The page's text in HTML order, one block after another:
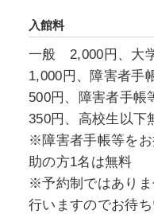
なお本展は兵庫県
のクレー展となり
入館料
一般 2,000円、大
1,000円、障害者手
500円、障害者手帳
350円、高校生以下
※障害者手帳等を
助の方1名は無料
※予約制ではあり
行いますのでお待